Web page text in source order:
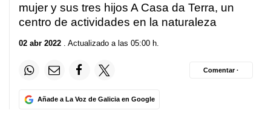
mujer y sus tres hijos A Casa da Terra, un
centro de actividades en la naturaleza
02 abr 2022 . Actualizado a las 05:00 h.
Añade a La Voz de Galicia en Google
Comentar ·